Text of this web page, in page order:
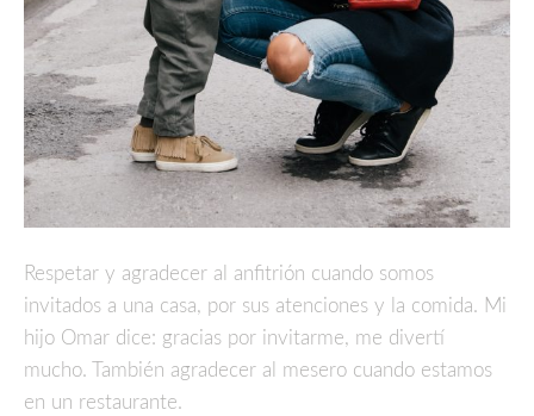
Respetar y agradecer al anfitrión cuando somos
invitados a una casa, por sus atenciones y la comida. Mi
hijo Omar dice: gracias por invitarme, me divertí
mucho. También agradecer al mesero cuando estamos
en un restaurante.